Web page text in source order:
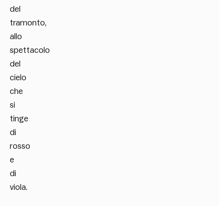
del
tramonto,
allo
spettacolo
del
cielo
che
si
tinge
di
rosso
e
di
viola.